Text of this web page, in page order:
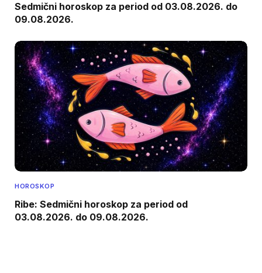
Sedmični horoskop za period od 03.08.2026. do
09.08.2026.
HOROSKOP
Ribe: Sedmični horoskop za period od
03.08.2026. do 09.08.2026.